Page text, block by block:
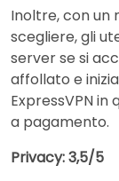
Inoltre, con un
scegliere, gli
server se si
affollato e
ExpressVPN
a pagamento.
Privacy: 3,5/5